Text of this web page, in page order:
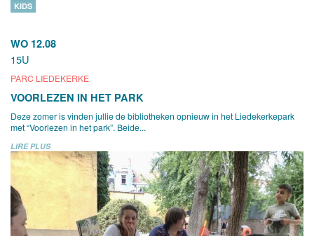
WO 12.08
15U
PARC LIEDEKERKE
KIDS
VOORLEZEN IN HET PARK
Deze zomer is vinden jullie de bibliotheken opnieuw in het Liedekerkepark
met “Voorlezen in het park”. Beide...
LIRE PLUS